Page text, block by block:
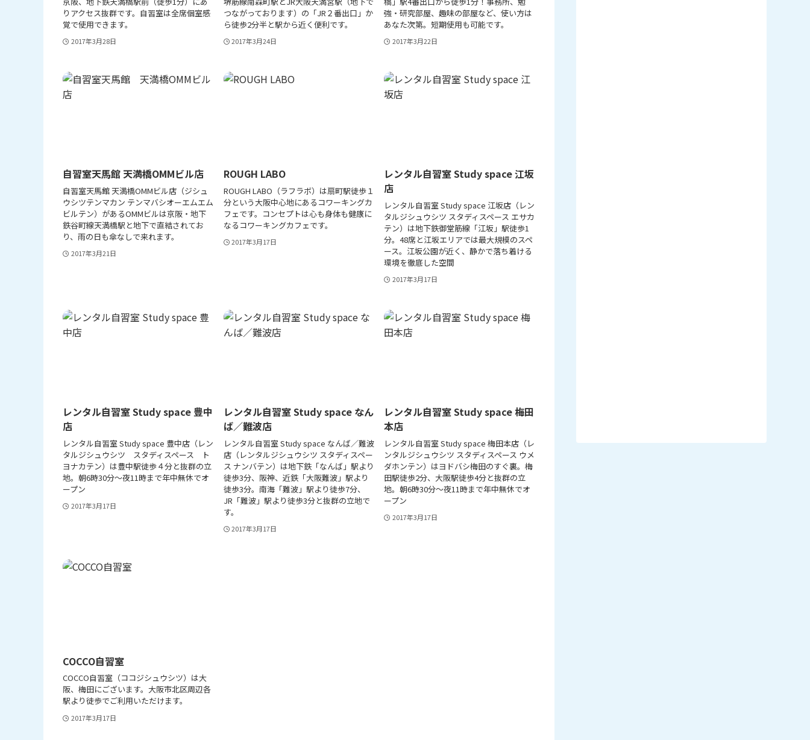
りアクセス抜群です。自習室は全席個室感
覚で使用できます。
2017年3月28日
つながっております）の「JR２番出口」か
ら徒歩2分半と駅から近く便利です。
2017年3月24日
強・研究部屋、趣味の部屋など、使い方は
あなた次第。短期使用も可能です。
2017年3月22日
自習室天馬館 天満橋OMMビル店
自習室天馬館 天満橋OMMビル店（ジシュ
ウシツテンマカン テンマバシオーエムエム
ビルテン）があるOMMビルは京阪・地下
鉄谷町線天満橋駅と地下で直結されてお
り、雨の日も傘なしで来れます。
2017年3月21日
ROUGH LABO
ROUGH LABO（ラフラボ）は扇町駅徒歩１
分という大阪中心地にあるコワーキングカ
フェです。コンセプトは心も身体も健康に
なるコワーキングカフェです。
2017年3月17日
レンタル自習室 Study space 江坂
店
レンタル自習室 Study space 江坂店（レン
タルジシュウシツ スタディスペース エサカ
テン）は地下鉄御堂筋線「江坂」駅徒歩1
分。48席と江坂エリアでは最大規模のスペ
ース。江坂公園が近く、静かで落ち着ける
環境を徹底した空間
2017年3月17日
レンタル自習室 Study space 豊中
店
レンタル自習室 Study space 豊中店（レン
タルジシュウシツ スタディスペース ト
ヨナカテン）は豊中駅徒歩４分と抜群の立
地。朝6時30分～夜11時まで年中無休でオ
ープン
2017年3月17日
レンタル自習室 Study space なん
ば／難波店
レンタル自習室 Study space なんば／難波
店（レンタルジシュウシツ スタディスペー
ス ナンバテン）は地下鉄「なんば」駅より
徒歩3分、阪神、近鉄「大阪難波」駅より
徒歩3分。南海「難波」駅より徒歩7分、
JR「難波」駅より徒歩3分と抜群の立地で
す。
2017年3月17日
レンタル自習室 Study space 梅田
本店
レンタル自習室 Study space 梅田本店（レ
ンタルジシュウシツ スタディスペース ウメ
ダホンテン）はヨドバシ梅田のすぐ裏。梅
田駅徒歩2分、大阪駅徒歩4分と抜群の立
地。朝6時30分～夜11時まで年中無休でオ
ープン
2017年3月17日
COCCO自習室
COCCO自習室（ココジシュウシツ）は大
阪、梅田にございます。大阪市北区周辺各
駅より徒歩でご利用いただけます。
2017年3月17日